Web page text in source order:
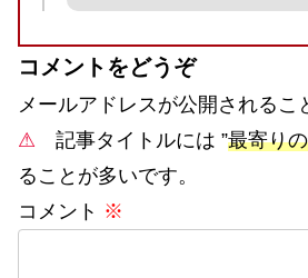
コメントをどうぞ
メールアドレスが公開されるこ
⚠ 記事タイトルには ”最寄り
ることが多いです。
コメント ※